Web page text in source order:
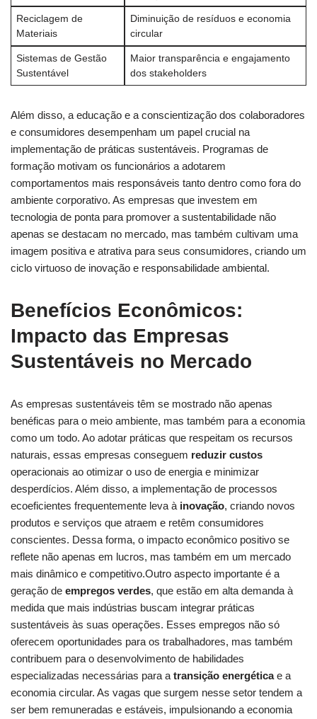
Reciclagem de
Materiais
Diminuição de resíduos ⁣e economia
circular
Sistemas de Gestão
⁤Sustentável
Maior transparência e engajamento
dos stakeholders
Além disso, a educação e a conscientização dos colaboradores⁤
e consumidores desempenham um papel crucial na
implementação ‍de práticas ​sustentáveis. Programas de‌
formação motivam os funcionários‍ a ⁤adotarem
comportamentos mais ‌responsáveis tanto ​dentro⁢ como fora do
⁢ambiente corporativo. As empresas que investem‍ em
tecnologia de ponta para promover a sustentabilidade ‍não
apenas se destacam no mercado, mas também cultivam uma
imagem positiva⁣ e atrativa para seus consumidores, criando um
ciclo virtuoso de inovação e responsabilidade ambiental.
Benefícios Econômicos:
Impacto das Empresas
Sustentáveis no Mercado
As empresas sustentáveis têm se mostrado não apenas
benéficas ⁤para o meio ambiente, mas também para a economia
como um todo. Ao adotar práticas que respeitam os recursos
naturais, essas empresas conseguem reduzir custos
operacionais ao otimizar o uso de energia e⁤ minimizar⁢
desperdícios. Além disso,‌ a implementação de processos
ecoeficientes frequentemente leva ⁤à⁣ inovação, criando ⁢novos
produtos e serviços que atraem e‌ retêm consumidores
conscientes. Dessa forma, o impacto econômico positivo se ​
reflete não ‌apenas em lucros, mas também ‍em ‌um mercado
mais dinâmico e competitivo.Outro aspecto ⁣importante é a
geração de empregos verdes, que estão em ⁤alta demanda à
medida que mais indústrias buscam integrar práticas⁣
sustentáveis às‍ suas​ operações. Esses empregos não só⁤
oferecem oportunidades⁢ para os trabalhadores, mas também ​
contribuem ⁢para o desenvolvimento de habilidades
‍especializadas necessárias para a transição energéticae a
economia circular. ⁣As vagas⁣ que surgem nesse setor tendem a
ser ​bem remuneradas e estáveis, impulsionando a economia